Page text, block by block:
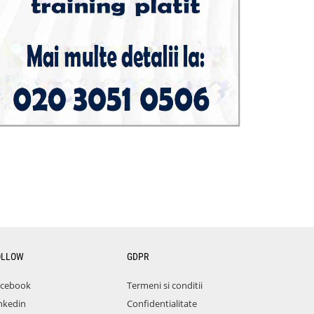
GDPR
Termeni si conditii
Confidentialitate